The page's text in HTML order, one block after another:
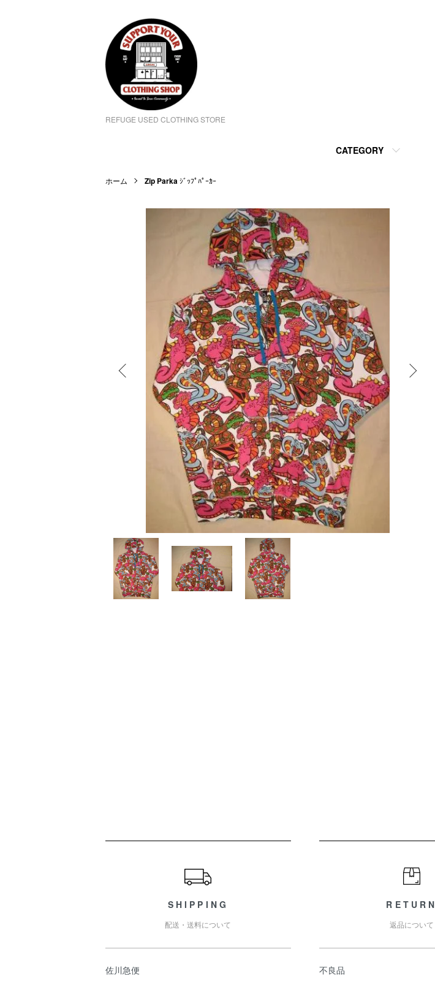
REFUGE USED CLOTHING STORE
CATEGORY
ホーム Zip Parkaｼﾞｯﾌﾟﾊﾟｰｶｰ
SHIPPING
配送・送料について
佐川急便
RETURN
返品について
不良品